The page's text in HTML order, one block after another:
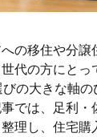
の移住や分譲
代の方にとっ
の大きな軸
では、足利・
理し、住宅購